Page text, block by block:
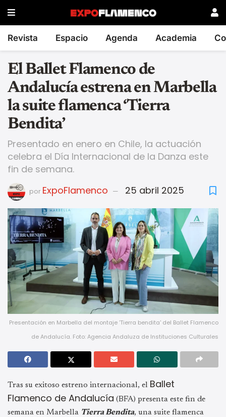
Revista Espacio Agenda Academia
El Ballet Flamenco de
Andalucía estrena en Marbella
la suite flamenca ‘Tierra
Bendita’
Presentado en enero en Chile, la actuación
celebra el Día Internacional de la Danza este
fin de semana.
por ExpoFlamenco 25 abril 2025
Presentación en Marbella del montaje 'Tierra bendita' del Ballet Flamenco
de Andalucía. Foto: Agencia Andaluza de Instituciones Culturales
Tras su exitoso estreno internacional, el Ballet
Flamenco de Andalucía (BFA) presenta este fin de
semana en Marbella Tierra Bendita, una suite flamenca